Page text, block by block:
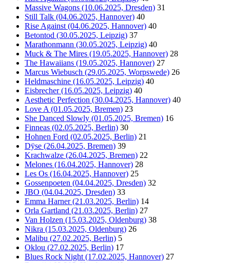
Massive Wagons (10.06.2025, Dresden) 31
Still Talk (04.06.2025, Hannover) 40
Rise Against (04.06.2025, Hannover) 40
Betontod (30.05.2025, Leipzig) 37
Marathonmann (30.05.2025, Leipzig) 40
Muck & The Mires (19.05.2025, Hannover) 28
The Hawaiians (19.05.2025, Hannover) 27
Marcus Wiebusch (29.05.2025, Worpswede) 26
Heldmaschine (16.05.2025, Leipzig) 40
Eisbrecher (16.05.2025, Leipzig) 40
Aesthetic Perfection (30.04.2025, Hannover) 40
Love A (01.05.2025, Bremen) 23
She Danced Slowly (01.05.2025, Bremen) 16
Finneas (02.05.2025, Berlin) 30
Hohnen Ford (02.05.2025, Berlin) 21
Dÿse (26.04.2025, Bremen) 39
Krachwalze (26.04.2025, Bremen) 22
Melones (16.04.2025, Hannover) 28
Les Os (16.04.2025, Hannover) 25
Gossenpoeten (04.04.2025, Dresden) 32
JBO (04.04.2025, Dresden) 33
Emma Harner (21.03.2025, Berlin) 14
Orla Gartland (21.03.2025, Berlin) 27
Van Holzen (15.03.2025, Oldenburg) 38
Nikra (15.03.2025, Oldenburg) 26
Malibu (27.02.2025, Berlin) 5
Oklou (27.02.2025, Berlin) 17
Blues Rock Night (17.02.2025, Hannover) 27